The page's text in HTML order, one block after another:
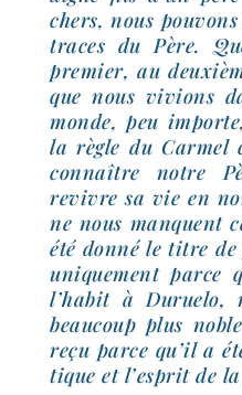
chers, nous
traces du Père.
pre­mier, au
que nous vivions
monde, peu
la règle du Carmel
connaître notre
revivre sa vie en
ne nous manquent
été don­né le titre de
uni­que­ment parce
l’ha­bit à Duruelo,
beau­coup plus
reçu parce qu’il a
tique et l’es­prit de